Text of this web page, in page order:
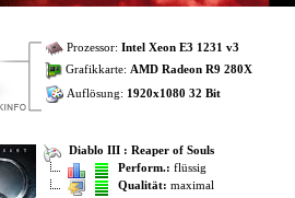
Prozessor: Intel Xeon E3 1231 v3
Grafikkarte: AMD Radeon R9 280X
Auflösung: 1920x1080 32 Bit
Diablo III : Reaper of Souls
Perform.: flüssig
Qualität: maximal